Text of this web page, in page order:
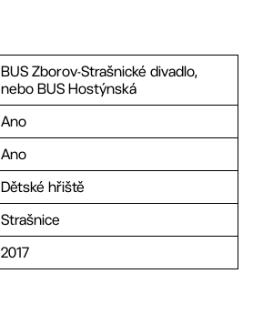
BUS Zborov-Strašnické divadlo,
nebo BUS Hostýnská
Ano
Ano
Dětské hřiště
Strašnice
2017